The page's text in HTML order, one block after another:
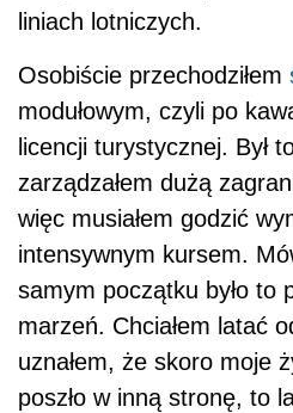
liniach lotniczych.
Osobiście przechodziłem
modułowym, czyli po
licencji turystycznej. Był
zarządzałem dużą
więc musiałem godzić
intensywnym kursem.
samym początku było to
marzeń. Chciałem latać
uznałem, że skoro moje
poszło w inną stronę, to